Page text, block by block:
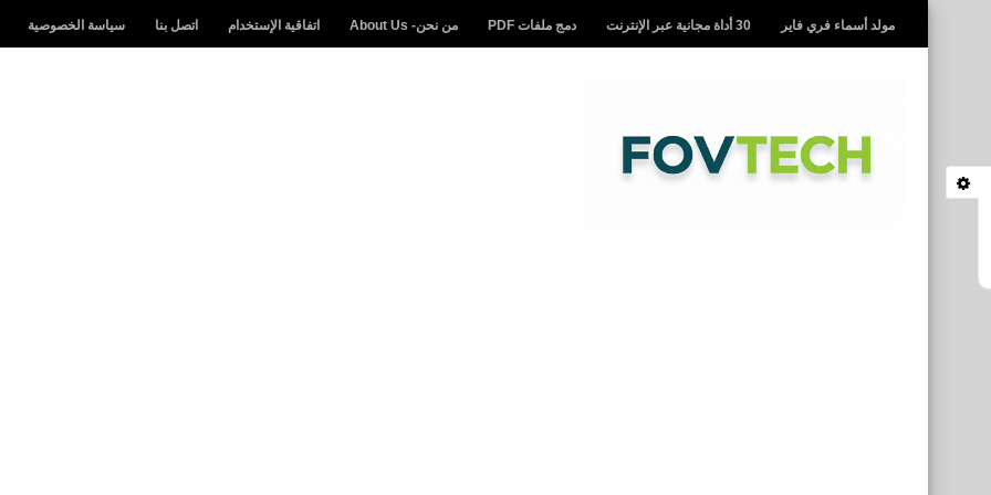
مولد أسماء فري فاير 30 أداة مجانية عبر الإنترنت دمج ملفات PDF من نحن- About Us اتفاقية الإستخدام اتصل بنا سياسة الخصوصية